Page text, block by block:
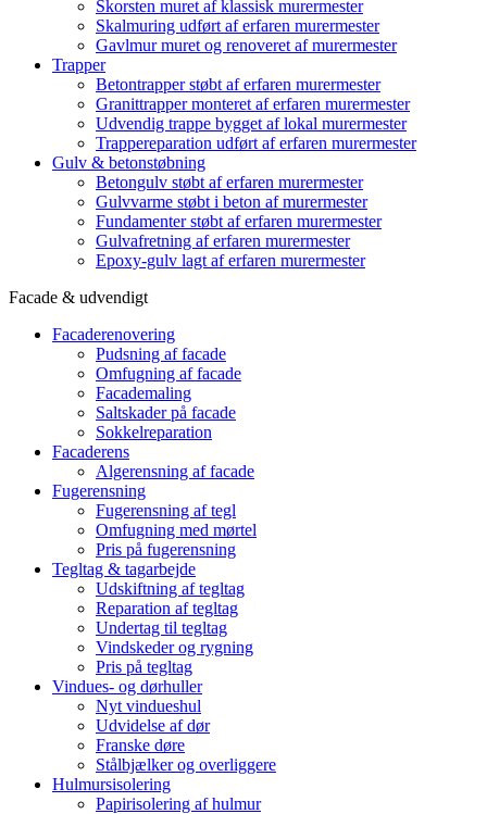
Skorsten muret af klassisk murermester
Skalmuring udført af erfaren murermester
Gavlmur muret og renoveret af murermester
Trapper
Betontrapper støbt af erfaren murermester
Granittrapper monteret af erfaren murermester
Udvendig trappe bygget af lokal murermester
Trappereparation udført af erfaren murermester
Gulv & betonstøbning
Betongulv støbt af erfaren murermester
Gulvvarme støbt i beton af murermester
Fundamenter støbt af erfaren murermester
Gulvafretning af erfaren murermester
Epoxy-gulv lagt af erfaren murermester
Facade & udvendigt
Facaderenovering
Pudsning af facade
Omfugning af facade
Facademaling
Saltskader på facade
Sokkelreparation
Facaderens
Algerensning af facade
Fugerensning
Fugerensning af tegl
Omfugning med mørtel
Pris på fugerensning
Tegltag & tagarbejde
Udskiftning af tegltag
Reparation af tegltag
Undertag til tegltag
Vindskeder og rygning
Pris på tegltag
Vindues- og dørhuller
Nyt vindueshul
Udvidelse af dør
Franske døre
Stålbjælker og overliggere
Hulmursisolering
Papirisolering af hulmur